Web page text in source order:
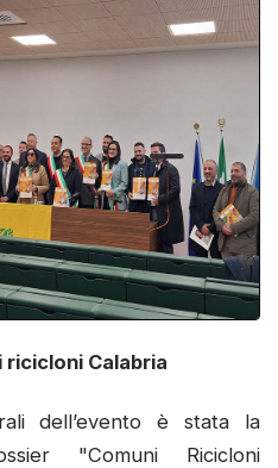
ricicloni Calabria
dell’evento è stata la
"Comuni Ricicloni